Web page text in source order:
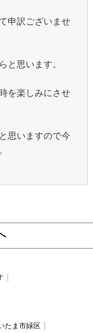
申訳ございませ
と思います。
を楽しみにさせ
思いますので今
たま市緑区